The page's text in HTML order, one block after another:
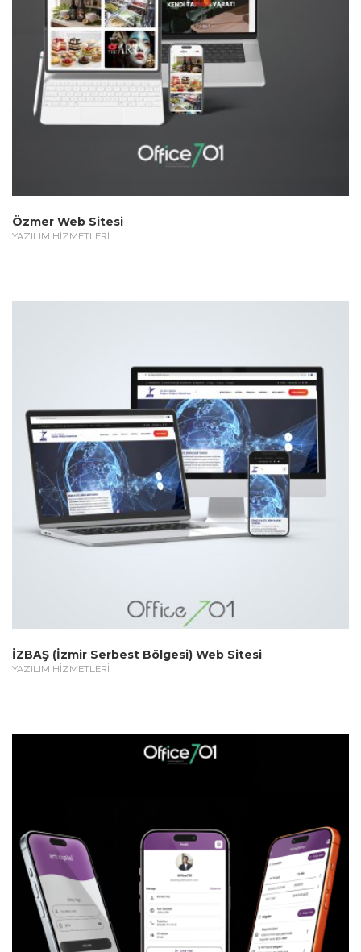
Özmer Web Sitesi
YAZILIM HİZMETLERİ
İZBAŞ (İzmir Serbest Bölgesi) Web Sitesi
YAZILIM HİZMETLERİ